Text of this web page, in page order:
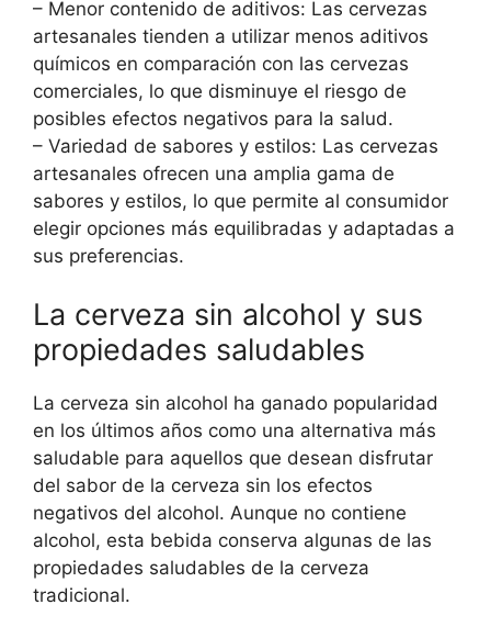
– Menor contenido de aditivos: Las cervezas
artesanales tienden a utilizar menos aditivos
químicos en comparación con las cervezas
comerciales, lo que disminuye el riesgo de
posibles efectos negativos para la salud.
– Variedad de sabores y estilos: Las cervezas
artesanales ofrecen una amplia gama de
sabores y estilos, lo que permite al consumidor
elegir opciones más equilibradas y adaptadas a
sus preferencias.
La cerveza sin alcohol y sus
propiedades saludables
La cerveza sin alcohol ha ganado popularidad
en los últimos años como una alternativa más
saludable para aquellos que desean disfrutar
del sabor de la cerveza sin los efectos
negativos del alcohol. Aunque no contiene
alcohol, esta bebida conserva algunas de las
propiedades saludables de la cerveza
tradicional.